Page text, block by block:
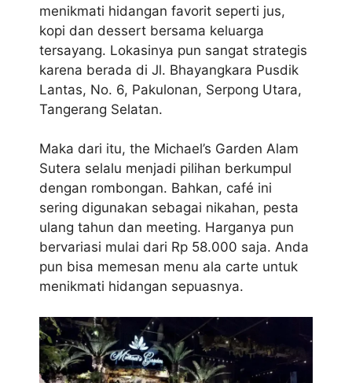
menikmati hidangan favorit seperti jus,
kopi dan dessert bersama keluarga
tersayang. Lokasinya pun sangat strategis
karena berada di Jl. Bhayangkara Pusdik
Lantas, No. 6, Pakulonan, Serpong Utara,
Tangerang Selatan.
Maka dari itu, the Michael’s Garden Alam
Sutera selalu menjadi pilihan berkumpul
dengan rombongan. Bahkan, café ini
sering digunakan sebagai nikahan, pesta
ulang tahun dan meeting. Harganya pun
bervariasi mulai dari Rp 58.000 saja. Anda
pun bisa memesan menu ala carte untuk
menikmati hidangan sepuasnya.